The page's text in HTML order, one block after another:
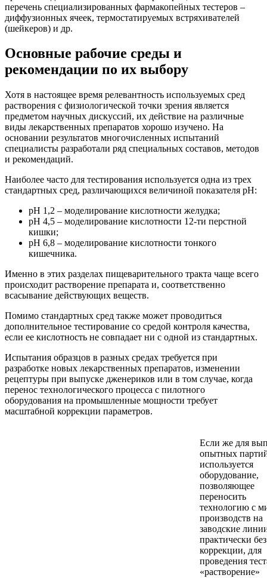
перечень специализированных фармакопейных тестеров –
диффузионных ячеек, термостатируемых встряхивателей
(шейкеров) и др.
Основные рабочие среды и
рекомендации по их выбору
Хотя в настоящее время релевантность используемых сред
растворения с физиологической точки зрения является
предметом научных дискуссий, их действие на различные
виды лекарственных препаратов хорошо изучено. На
основании результатов многочисленных испытаний
специалисты разработали ряд специальных составов, методов
и рекомендаций.
Наиболее часто для тестирования используется одна из трех
стандартных сред, различающихся величиной показателя pH:
pH 1,2 – моделирование кислотности желудка;
pH 4,5 – моделирование кислотности 12-ти перстной
кишки;
pH 6,8 – моделирование кислотности тонкого
кишечника.
Именно в этих разделах пищеварительного тракта чаще всего
происходит растворение препарата и, соответственно
всасывание действующих веществ.
Помимо стандартных сред также может проводиться
дополнительное тестирование со средой контроля качества,
если ее кислотность не совпадает ни с одной из стандартных.
Испытания образцов в разных средах требуется при
разработке новых лекарственных препаратов, изменении
рецептуры при выпуске дженериков или в том случае, когда
перенос технологического процесса с пилотного
оборудования на промышленные мощности требует
масштабной коррекции параметров.
Если же для
опытных
используется
оборудование,
позволяющее
переносить
технологию с
производств на
заводские
практически без
коррекции, для
проведения
«растворение»